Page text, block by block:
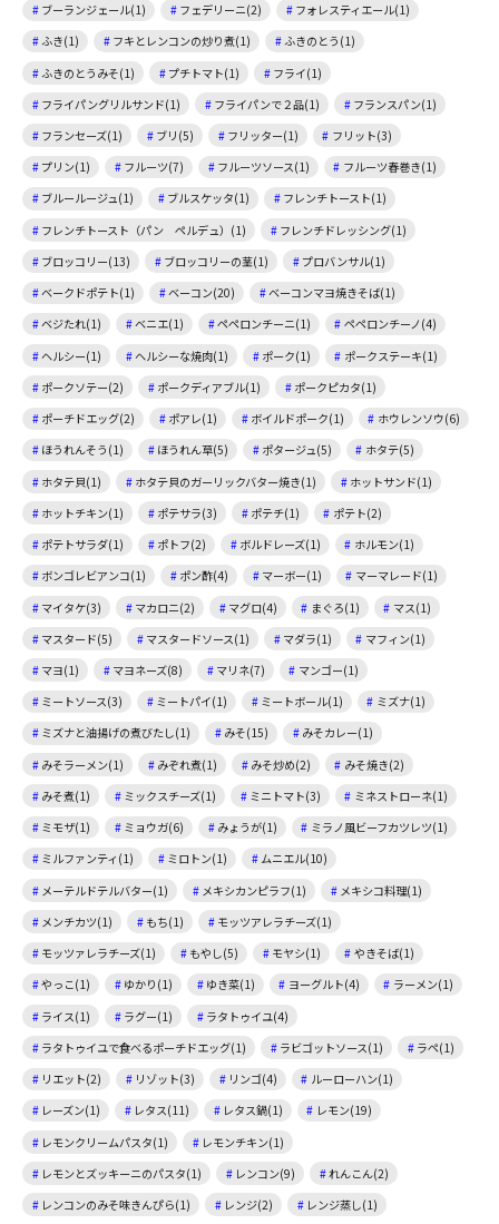
ブーランジェール(1)
フェデリーニ(2)
フォレスティエール(1)
ふき(1)
フキとレンコンの炒り煮(1)
ふきのとう(1)
ふきのとうみそ(1)
プチトマト(1)
フライ(1)
フライパングリルサンド(1)
フライパンで２品(1)
フランスパン(1)
フランセーズ(1)
ブリ(5) フリッター(1)
フリット(3)
プリン(1)
フルーツ(7) フルーツソース(1)
フルーツ春巻き(1)
ブルールージュ(1)
ブルスケッタ(1)
フレンチトースト(1)
フレンチトースト（パン ペルデュ）(1)
フレンチドレッシング(1)
ブロッコリー(13)
ブロッコリーの茎(1)
プロバンサル(1)
ベークドポテト(1)
ベーコン(20)
ベーコンマヨ焼きそば(1)
ベジたれ(1)
ベニエ(1) ペペロンチーニ(1)
ペペロンチーノ(4)
ヘルシー(1)
ヘルシーな焼肉(1) ポーク(1)
ポークステーキ(1)
ポークソテー(2)
ポークディアブル(1)
ポークピカタ(1)
ポーチドエッグ(2)
ポアレ(1) ボイルドポーク(1)
ホウレンソウ(6)
ほうれんそう(1)
ほうれん草(5) ポタージュ(5)
ホタテ(5)
ホタテ貝(1)
ホタテ貝のガーリックバター焼き(1)
ホットサンド(1)
ホットチキン(1)
ポテサラ(3) ポテチ(1)
ポテト(2)
ポテトサラダ(1)
ポトフ(2) ボルドレーズ(1)
ホルモン(1)
ボンゴレビアンコ(1)
ポン酢(4) マーボー(1)
マーマレード(1)
マイタケ(3)
マカロニ(2) マグロ(4) まぐろ(1)
マス(1)
マスタード(5)
マスタードソース(1) マダラ(1)
マフィン(1)
マヨ(1)
マヨネーズ(8) マリネ(7)
マンゴー(1)
ミートソース(3)
ミートパイ(1) ミートボール(1)
ミズナ(1)
ミズナと油揚げの煮びたし(1)
みそ(15)
みそカレー(1)
みそラーメン(1)
みぞれ煮(1) みそ炒め(2)
みそ焼き(2)
みそ煮(1)
ミックスチーズ(1) ミニトマト(3)
ミネストローネ(1)
ミモザ(1)
ミョウガ(6) みょうが(1)
ミラノ風ビーフカツレツ(1)
ミルファンティ(1)
ミロトン(1)
ムニエル(10)
メーテルドテルバター(1)
メキシカンピラフ(1)
メキシコ料理(1)
メンチカツ(1)
もち(1)
モッツアレラチーズ(1)
モッツァレラチーズ(1)
もやし(5) モヤシ(1)
やきそば(1)
やっこ(1)
ゆかり(1) ゆき菜(1) ヨーグルト(4)
ラーメン(1)
ライス(1)
ラグー(1)
ラタトゥイユ(4)
ラタトゥイユで食べるポーチドエッグ(1)
ラビゴットソース(1)
ラペ(1)
リエット(2)
リゾット(3) リンゴ(4)
ルーローハン(1)
レーズン(1)
レタス(11) レタス鍋(1)
レモン(19)
レモンクリームパスタ(1)
レモンチキン(1)
レモンとズッキーニのパスタ(1)
レンコン(9)
れんこん(2)
レンコンのみそ味きんぴら(1)
レンジ(2)
レンジ蒸し(1)